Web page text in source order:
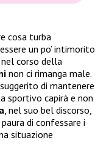
cosa turba
un po’ intimorito
nel corso della
non ci rimanga male.
di mantenere
sportivo capirà e non
, nel suo bel discorso,
di confessare i
situazione